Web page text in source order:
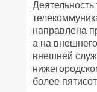
направлена
а на
внешней
более